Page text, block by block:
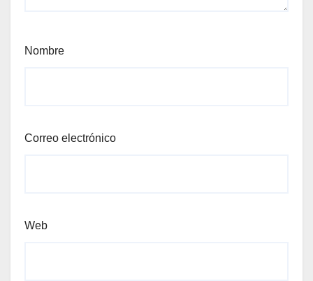
Nombre
Correo electrónico
Web